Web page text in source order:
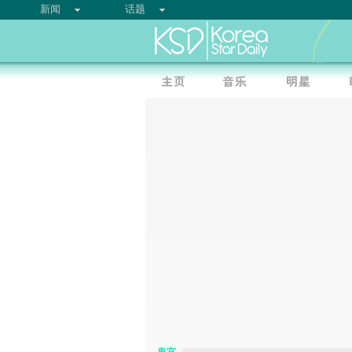
新闻 话题